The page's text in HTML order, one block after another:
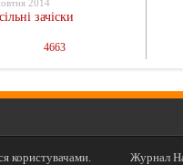
2014
зачіски
4663
користувачами. Журнал